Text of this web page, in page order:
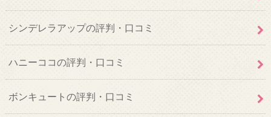
シンデレラアップの評判・口コミ
ハニーココの評判・口コミ
ボンキュートの評判・口コミ